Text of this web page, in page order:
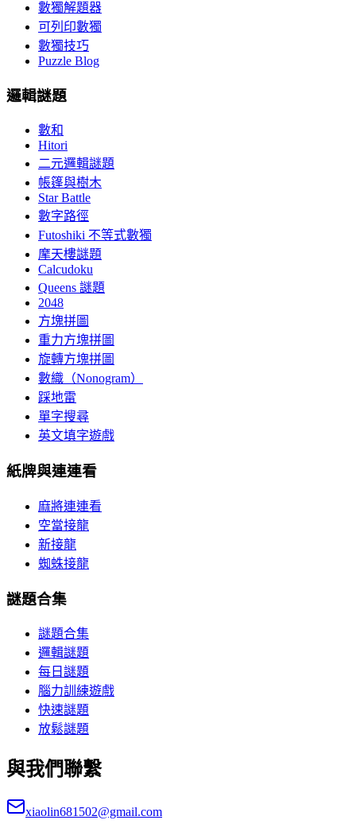
數獨解題器
可列印數獨
數獨技巧
Puzzle Blog
邏輯謎題
數和
Hitori
二元邏輯謎題
帳篷與樹木
Star Battle
數字路徑
Futoshiki 不等式數獨
摩天樓謎題
Calcudoku
Queens 謎題
2048
方塊拼圖
重力方塊拼圖
旋轉方塊拼圖
數織（Nonogram）
踩地雷
單字搜尋
英文填字遊戲
紙牌與連連看
麻將連連看
空當接龍
新接龍
蜘蛛接龍
謎題合集
謎題合集
邏輯謎題
每日謎題
腦力訓練遊戲
快速謎題
放鬆謎題
與我們聯繫
xiaolin681502@gmail.com